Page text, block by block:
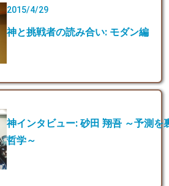
2015/4/29
神と挑戦者の読み合い: モダン編
神インタビュー: 砂田 翔吾 ～予測を
哲学～